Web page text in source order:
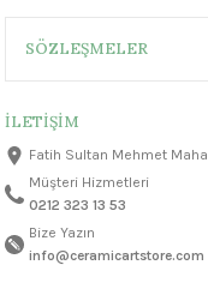
SÖZLEŞMELER
İLETİŞİM
Fatih Sultan Mehmet
Müşteri Hizmetleri
0212 323 13 53
Bize Yazın
info@ceramicartstore.com